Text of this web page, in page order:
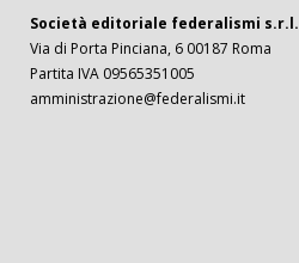
Società editoriale federalismi s.r.l.
Via di Porta Pinciana, 6 00187 Roma
Partita IVA 09565351005
amministrazione@federalismi.it